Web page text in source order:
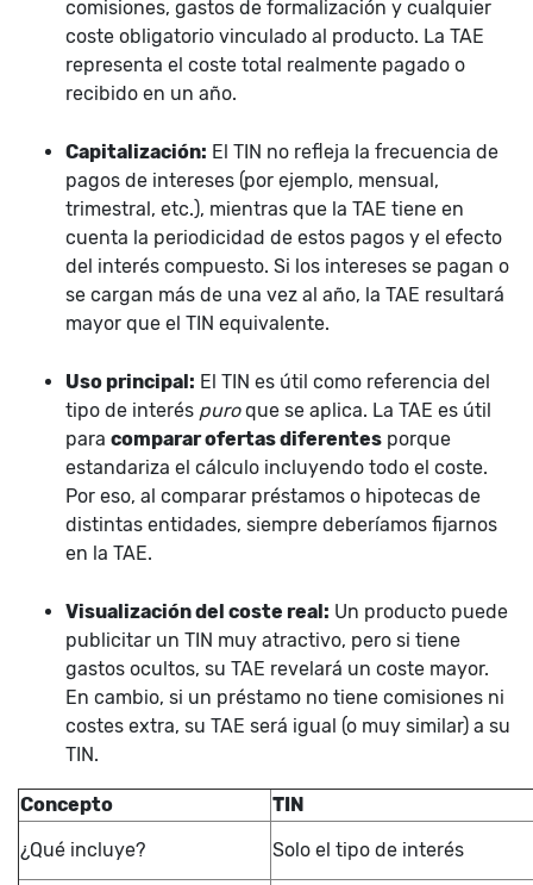
comisiones, gastos de formalización y cualquier
coste obligatorio vinculado al producto. La TAE
representa el coste total realmente pagado o
recibido en un año.
Capitalización: El TIN no refleja la frecuencia de
pagos de intereses (por ejemplo, mensual,
trimestral, etc.), mientras que la TAE tiene en
cuenta la periodicidad de estos pagos y el efecto
del interés compuesto. Si los intereses se pagan o
se cargan más de una vez al año, la TAE resultará
mayor que el TIN equivalente.
Uso principal: El TIN es útil como referencia del
tipo de interés puroque se aplica. La TAE es útil
para comparar ofertas diferentes porque
estandariza el cálculo incluyendo todo el coste.
Por eso, al comparar préstamos o hipotecas de
distintas entidades, siempre deberíamos fijarnos
en la TAE.
Visualización del coste real: Un producto puede
publicitar un TIN muy atractivo, pero si tiene
gastos ocultos, su TAE revelará un coste mayor.
En cambio, si un préstamo no tiene comisiones ni
costes extra, su TAE será igual (o muy similar) a su
TIN.
Concepto
TIN
¿Qué incluye?
Solo el tipo de interés